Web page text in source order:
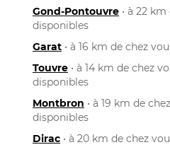
Gond-Pontouvre • à 22
disponibles
Garat • à 16 km de chez
Touvre • à 14 km de chez
disponibles
Montbron • à 19 km de
disponibles
Dirac • à 20 km de chez